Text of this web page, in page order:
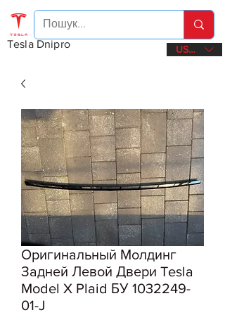
Tesla Dnipro USD ($)
Оригинальный Молдинг
Задней Левой Двери Tesla
Model X Plaid БУ 1032249-
01-J